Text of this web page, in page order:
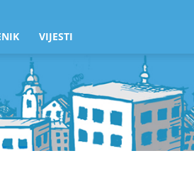
VIJESTI